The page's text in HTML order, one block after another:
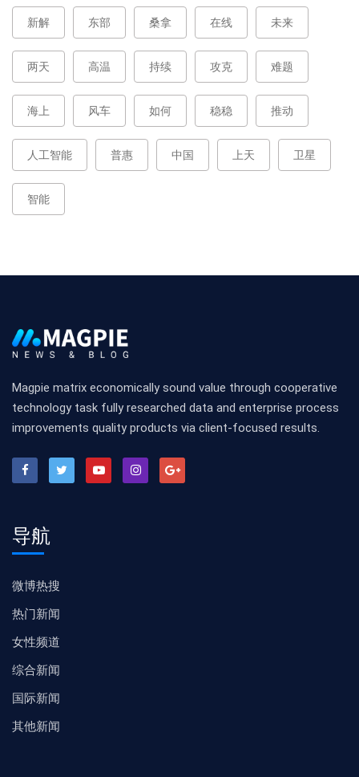
新解 东部 桑拿 在线 未来
两天 高温 持续 攻克 难题
海上 风车 如何 稳稳 推动
人工智能 普惠 中国 上天 卫星
智能
Magpie matrix economically sound value through cooperative
technology task fully researched data and enterprise process
improvements quality products via client-focused results.
导航
微博热搜
热门新闻
女性频道
综合新闻
国际新闻
其他新闻